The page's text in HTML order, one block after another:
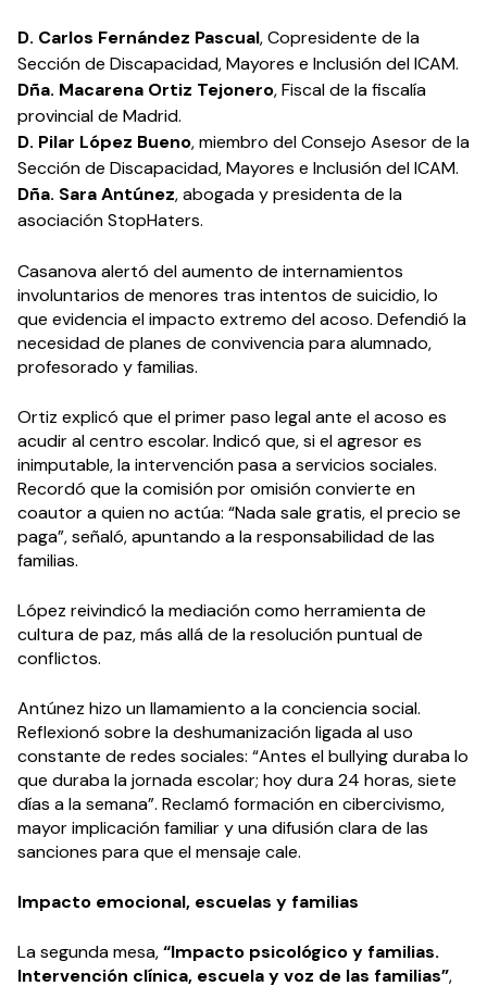
D. Carlos Fernández Pascual, Copresidente de la
Sección de Discapacidad, Mayores e Inclusión del ICAM.
Dña. Macarena Ortiz Tejonero, Fiscal de la fiscalía
provincial de Madrid.
D. Pilar López Bueno, miembro del Consejo Asesor de la
Sección de Discapacidad, Mayores e Inclusión del ICAM.
Dña. Sara Antúnez, abogada y presidenta de la
asociación StopHaters.
Casanova alertó del aumento de internamientos
involuntarios de menores tras intentos de suicidio, lo
que evidencia el impacto extremo del acoso. Defendió la
necesidad de planes de convivencia para alumnado,
profesorado y familias.
Ortiz explicó que el primer paso legal ante el acoso es
acudir al centro escolar. Indicó que, si el agresor es
inimputable, la intervención pasa a servicios sociales.
Recordó que la comisión por omisión convierte en
coautor a quien no actúa: “Nada sale gratis, el precio se
paga”, señaló, apuntando a la responsabilidad de las
familias.
López reivindicó la mediación como herramienta de
cultura de paz, más allá de la resolución puntual de
conflictos.
Antúnez hizo un llamamiento a la conciencia social.
Reflexionó sobre la deshumanización ligada al uso
constante de redes sociales: “Antes el bullying duraba lo
que duraba la jornada escolar; hoy dura 24 horas, siete
días a la semana”. Reclamó formación en cibercivismo,
mayor implicación familiar y una difusión clara de las
sanciones para que el mensaje cale.
Impacto emocional, escuelas y familias
La segunda mesa,“Impacto psicológico y familias.
Intervención clínica, escuela y voz de las familias”,